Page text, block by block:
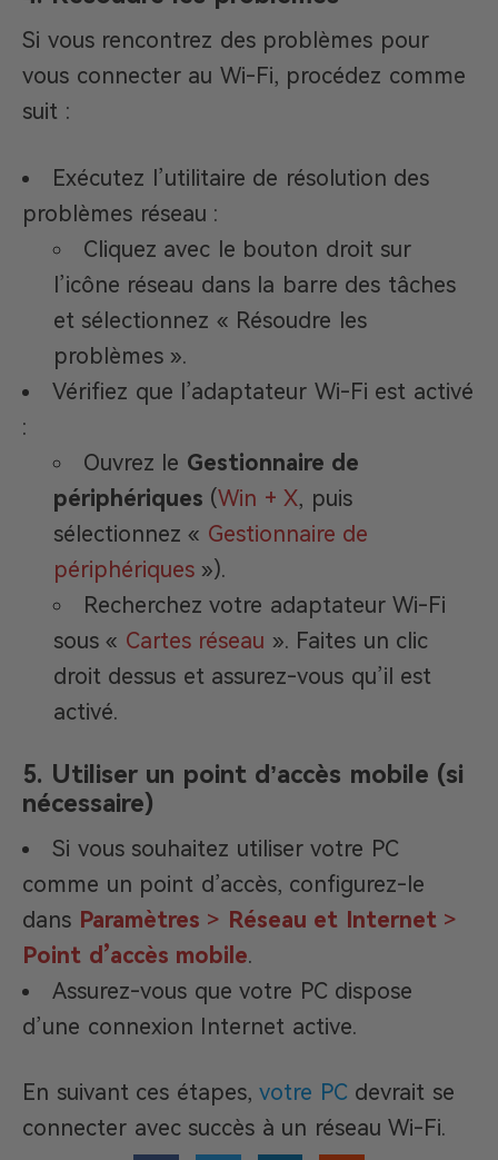
Si vous rencontrez des problèmes pour
vous connecter au Wi-Fi, procédez comme
suit :
Exécutez l’utilitaire de résolution des
problèmes réseau :
Cliquez avec le bouton droit sur
l’icône réseau dans la barre des tâches
et sélectionnez « Résoudre les
problèmes ».
Vérifiez que l’adaptateur Wi-Fi est activé
:
Ouvrez le Gestionnaire de
périphériques (Win + X, puis
sélectionnez « Gestionnaire de
périphériques»).
Recherchez votre adaptateur Wi-Fi
sous « Cartes réseau ». Faites un clic
droit dessus et assurez-vous qu’il est
activé.
5. Utiliser un point d’accès mobile (si
nécessaire)
Si vous souhaitez utiliser votre PC
comme un point d’accès, configurez-le
dans Paramètres > Réseau et Internet>
Point d’accès mobile.
Assurez-vous que votre PC dispose
d’une connexion Internet active.
En suivant ces étapes, votre PC devrait se
connecter avec succès à un réseau Wi-Fi.